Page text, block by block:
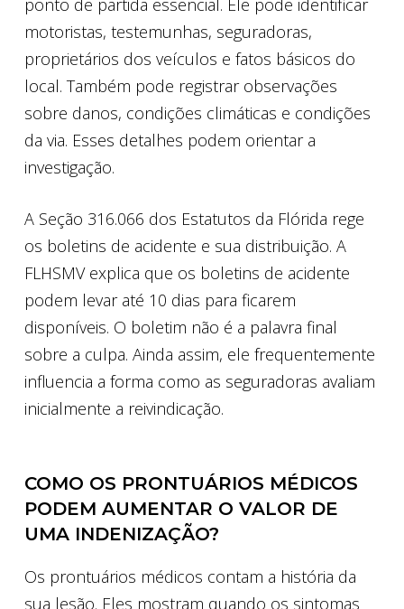
ponto de partida essencial. Ele pode identificar
motoristas, testemunhas, seguradoras,
proprietários dos veículos e fatos básicos do
local. Também pode registrar observações
sobre danos, condições climáticas e condições
da via. Esses detalhes podem orientar a
investigação.
A Seção 316.066 dos Estatutos da Flórida rege
os boletins de acidente e sua distribuição. A
FLHSMV explica que os boletins de acidente
podem levar até 10 dias para ficarem
disponíveis. O boletim não é a palavra final
sobre a culpa. Ainda assim, ele frequentemente
influencia a forma como as seguradoras avaliam
inicialmente a reivindicação.
COMO OS PRONTUÁRIOS MÉDICOS
PODEM AUMENTAR O VALOR DE
UMA INDENIZAÇÃO?
Os prontuários médicos contam a história da
sua lesão. Eles mostram quando os sintomas